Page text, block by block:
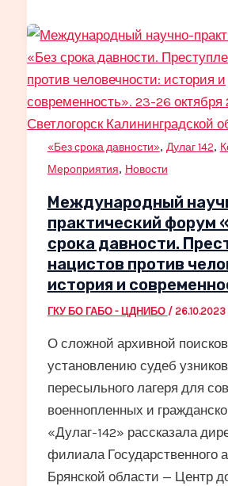
«Без срока давности», Дулаг 142,
Мероприятия, Новости
Международный
практический форум
срока давности.
нацистов против
история и
ГКУ БО ГАБО - ЦДНИБО / 26.10.2023
О сложной архивной
установлению судеб узников
пересыльного лагеря для
военнопленных и
«Дулаг-142» рассказала
филиала Государственного
Брянской области — Центр